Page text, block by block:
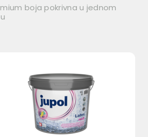
boja pokrivna u jednom